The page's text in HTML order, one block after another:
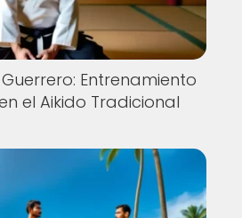
Entrenamiento
el Aikido Tradicional